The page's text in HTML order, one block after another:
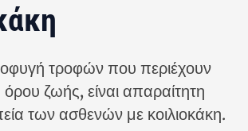
τροφών που περιέχουν
όρου ζωής, είναι απαραίτητη
των ασθενών με κοιλιοκάκη.